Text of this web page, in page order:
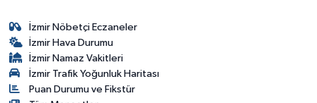
İzmir Nöbetçi Eczaneler
İzmir Hava Durumu
İzmir Namaz Vakitleri
İzmir Trafik Yoğunluk Haritası
Puan Durumu ve Fikstür